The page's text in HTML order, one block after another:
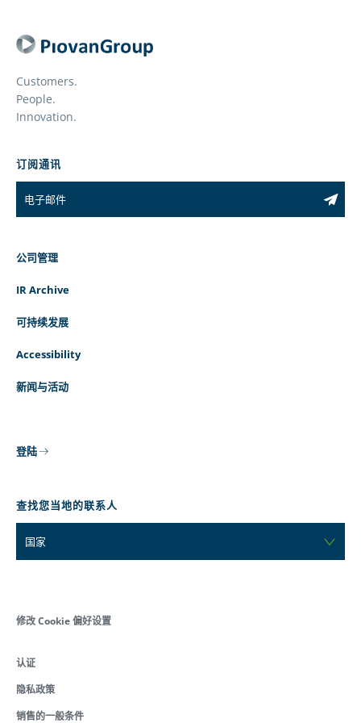
Customers.
People.
Innovation.
订阅通讯
公司管理
IR Archive
可持续发展
Accessibility
新闻与活动
登陆
查找您当地的联系人
国家
修改 Cookie 偏好设置
认证
隐私政策
销售的一般条件